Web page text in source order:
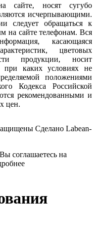
сайте, носят сугубо
исчерпывающими.
следует обращаться к
на сайте телефонам. Вся
касающаяся
цветовых
продукции, носит
каких условиях не
положениями
Кодекса Российской
рекомендованными и
цен.
Сделано Labean-
соглашаетесь на